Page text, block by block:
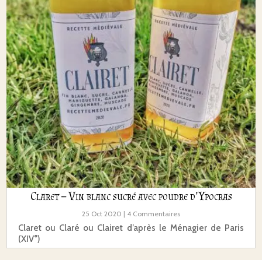
Claret – Vin blanc sucré avec poudre d’Ypocras
25 Oct 2020 | 4 Commentaires
Claret ou Claré ou Clairet d’après le Ménagier de Paris
(XIV°)